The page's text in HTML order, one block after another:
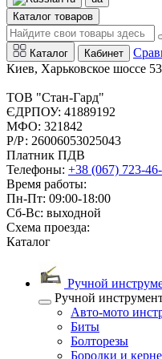
Каталог товаров
Каталог Кабинет
Киев, Харьковское шоссе 53
ТОВ "Стан-Гард"
ЄДРПОУ: 41889192
МФО: 321842
Р/Р: 26006053025043
Платник ПДВ
Телефоны: +38 (067) 723-
Время работы:
Пн-Пт: 09:00-18:00
Сб-Вс: выходной
Схема проезда:
Каталог
Ручной
Ручной
Авто-мото
Биты
Болторезы
Бородки и